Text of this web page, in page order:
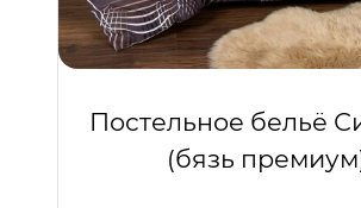
Постельное бельё
(бязь